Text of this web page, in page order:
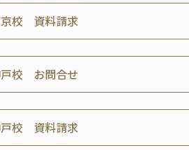
校 資料請求
校 お問合せ
校 資料請求